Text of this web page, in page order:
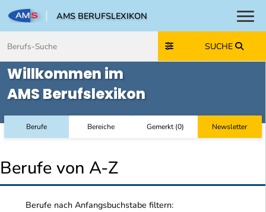
AMS BERUFSLEXIKON
SUCHE
Willkommen im
AMS Berufslexikon
Berufe Bereiche Gemerkt(0) Newsletter
Berufe von A-Z
Berufe nach Anfangsbuchstabe filtern: